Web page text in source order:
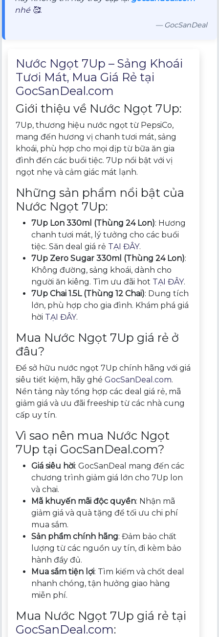
nhé 🥰.
— GocSanDeal
Nước Ngọt 7Up – Sảng Khoái
Tươi Mát, Mua Giá Rẻ tại
GocSanDeal.com
Giới thiệu về Nước Ngọt 7Up:
7Up, thương hiệu nước ngọt từ PepsiCo,
mang đến hương vị chanh tươi mát, sảng
khoái, phù hợp cho mọi dịp từ bữa ăn gia
đình đến các buổi tiệc. 7Up nổi bật với vị
ngọt nhẹ và cảm giác mát lạnh.
Những sản phẩm nổi bật của
Nước Ngọt 7Up:
7Up Lon 330ml (Thùng 24 Lon): Hương
chanh tươi mát, lý tưởng cho các buổi
tiệc. Săn deal giá rẻ TẠI ĐÂY.
7Up Zero Sugar 330ml (Thùng 24 Lon):
Không đường, sảng khoái, dành cho
người ăn kiêng. Tìm ưu đãi hot TẠI ĐÂY.
7Up Chai 1.5L (Thùng 12 Chai): Dung tích
lớn, phù hợp cho gia đình. Khám phá giá
hời TẠI ĐÂY.
Mua Nước Ngọt 7Up giá rẻ ở
đâu?
Để sở hữu nước ngọt 7Up chính hãng với giá
siêu tiết kiệm, hãy ghéGocSanDeal.com.
Nền tảng này tổng hợp các deal giá rẻ, mã
giảm giá và ưu đãi freeship từ các nhà cung
cấp uy tín.
Vì sao nên mua Nước Ngọt
7Up tại GocSanDeal.com?
Giá siêu hời: GocSanDeal mang đến các
chương trình giảm giá lớn cho 7Up lon
và chai.
Mã khuyến mãi độc quyền: Nhận mã
giảm giá và quà tặng để tối ưu chi phí
mua sắm.
Sản phẩm chính hãng: Đảm bảo chất
lượng từ các nguồn uy tín, đi kèm bảo
hành đầy đủ.
Mua sắm tiện lợi: Tìm kiếm và chốt deal
nhanh chóng, tận hưởng giao hàng
miễn phí.
Mua Nước Ngọt 7Up giá rẻ tại
GocSanDeal.com: